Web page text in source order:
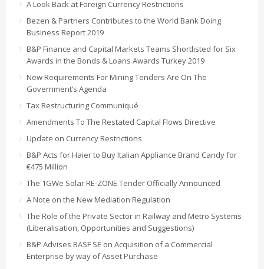
A Look Back at Foreign Currency Restrictions
Bezen & Partners Contributes to the World Bank Doing
Business Report 2019
B&P Finance and Capital Markets Teams Shortlisted for Six
Awards in the Bonds & Loans Awards Turkey 2019
New Requirements For Mining Tenders Are On The
Government’s Agenda
Tax Restructuring Communiqué
Amendments To The Restated Capital Flows Directive
Update on Currency Restrictions
B&P Acts for Haier to Buy Italian Appliance Brand Candy for
€475 Million
The 1GWe Solar RE-ZONE Tender Officially Announced
A Note on the New Mediation Regulation
The Role of the Private Sector in Railway and Metro Systems
(Liberalisation, Opportunities and Suggestions)
B&P Advises BASF SE on Acquisition of a Commercial
Enterprise by way of Asset Purchase